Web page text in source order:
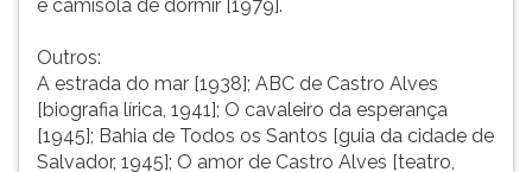
e camisola de dormir [1979].
Outros:
A estrada do mar [1938]; ABC de Castro Alves
[biografia lírica, 1941]; O cavaleiro da esperança
[1945]; Bahia de Todos os Santos [guia da cidade de
Salvador, 1945]; O amor de Castro Alves [teatro,